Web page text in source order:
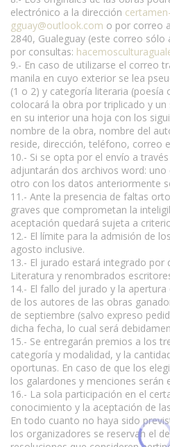
electrónico a la dirección
gguay@outlook.com o por correo
2840, Gualeguay (este correo sólo
por consultas:
9.- En caso de utilizarse el correo
manila en cuyo exterior se lea
(1 o 2) y categoría literaria (poesía
colocará la obra por triplicado y
en su interior una hoja con los
nombre de la obra, nombre del
reside, dirección, teléfono, correo
10.- Si se opta por el envío a
adjuntarán dos archivos word:
otro con los datos anteriormente
11.- Ante la presencia de faltas
graves que comprometan la
aceptación quedará sujeta a
12.- El límite para la admisión de
agosto inclusive.
13.- El jurado estará integrado por
Literatura y renombrados
14.- El fallo del jurado y la
de los autores de las obras
de septiembre (salvo expreso
dicha fecha, lo cual será
15.- Se entregarán premios a los
categoría y modalidad, y la
oportunas. En caso de que los
los galardones y menciones serán
16.- La sola participación en el
conocimiento y la aceptación de
En todo cuanto no haya sido
los organizadores se reservan el